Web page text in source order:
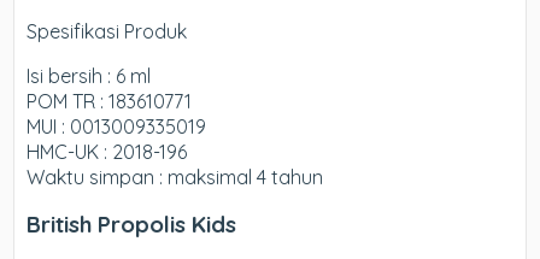
Spesifikasi Produk
Isi bersih : 6 ml
POM TR : 183610771
MUI : 0013009335019
HMC-UK : 2018-196
Waktu simpan : maksimal 4 tahun
British Propolis Kids